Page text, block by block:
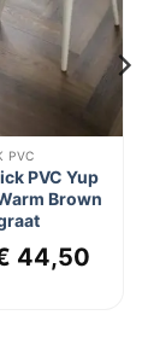
PVC
PVC Yup
Brown
44,50